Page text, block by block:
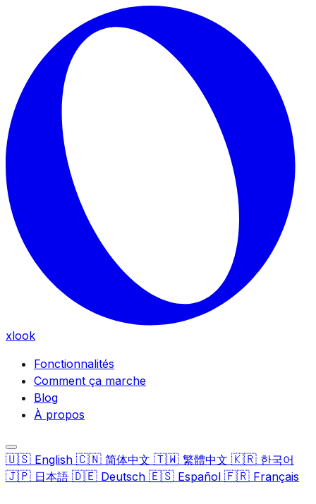
Skip to main content
xlook
Fonctionnalités
Comment ça marche
Blog
À propos
🇺🇸 English 🇨🇳 简体中文 🇹🇼 繁體中文 🇰🇷 한국어
🇯🇵 日本語 🇩🇪 Deutsch 🇪🇸 Español 🇫🇷 Français